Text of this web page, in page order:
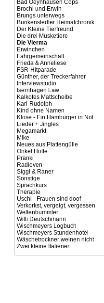
Bad Oeynhausen Cops
Brochi und Erwin
Brungs unterwegs
Bunkenstedter Heimatchronik
Der Kleine Tierfreund
Die drei Musketiere
Die Vierma
Erwinchen
Fahrgemeinschaft
Frieda & Anneliese
FSR-Hitparade
Günther, der Treckerfahrer
Interviewstudio
Isernhagen Law
Kalkofes Mattscheibe
Karl-Rudolph
Kind ohne Namen
Klose - Ein Hamburger in Not
Lieder + Jingles
Megamarkt
Mike
Neues aus Plattengülle
Onkel Hotte
Pränki
Radioven
Siggi & Raner
Sonstige
Sprachkurs
Therapie
Uschi - Frauen sind doof
Verkorkst, vergeigt, vergessen
Weltenbummler
Willi Deutschmann
Wischmeyers Logbuch
Wischmeyers Stundenhotel
Wäschetrockner weinen nicht
Zwei kleine Italiener